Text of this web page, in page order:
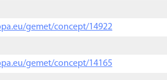
gemet/concept/14922
gemet/concept/14165